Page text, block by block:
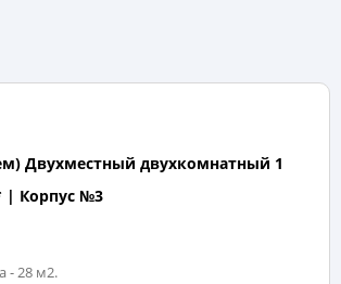
Двухместный двухкомнатный 1
| Корпус №3
- 28 м2.